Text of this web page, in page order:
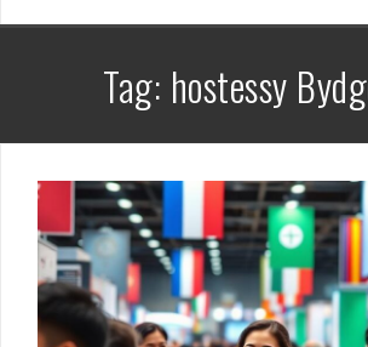
Tag: hostessy